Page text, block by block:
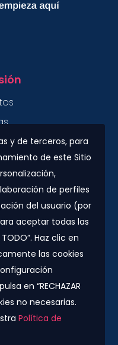
y de terceros, para
de este Sitio
de perfiles
del usuario (por
aceptar todas las
Haz clic en
las cookies
en “RECHAZAR
no necesarias.
Política de
7. 5º 1ª.
500 800
Grupo Konector